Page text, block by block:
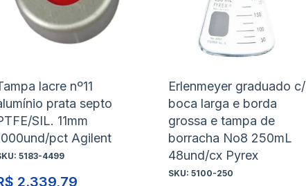
lacre nº11
prata septo
SIL. 11mm
pct Agilent
5183-4499
2.339,79
desejos
Comparar
Erlenmeyer graduado c/
boca larga e borda
grossa e tampa de
borracha No8 250mL
48und/cx Pyrex
SKU: 5100-250